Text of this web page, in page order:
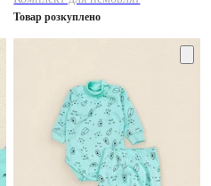
Товар розкуплено